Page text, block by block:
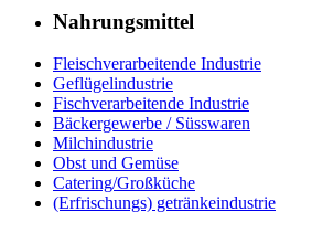
Nahrungsmittel
Fleischverarbeitende Industrie
Geflügelindustrie
Fischverarbeitende Industrie
Bäckergewerbe / Süsswaren
Milchindustrie
Obst und Gemüse
Catering/Großküche
(Erfrischungs) getränkeindustrie